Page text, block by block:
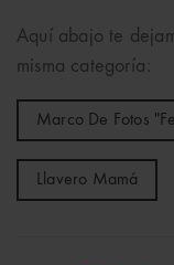
Aquí abajo te
misma categoría:
Marco De Fotos
Llavero Mamá